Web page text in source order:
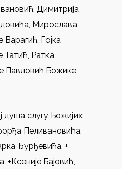
Димитрија
Мирослава
Варагић, Гојка
Татић, Ратка
Павловић Божике
душа слугу Божијих:
Пеливановића,
Ђурђевића, +
+Ксеније Бајовић,